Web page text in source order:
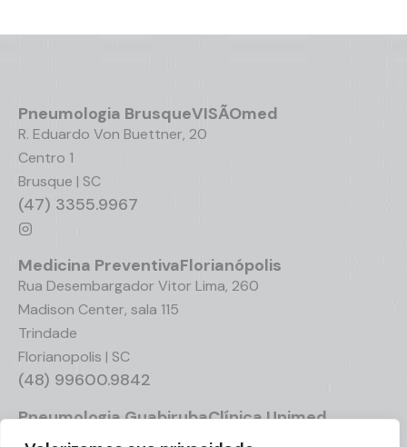
Pneumologia BrusqueVISÃOmed
R. Eduardo Von Buettner, 20
Centro 1
Brusque | SC
(47) 3355.9967
Medicina PreventivaFlorianópolis
Rua Desembargador Vitor Lima, 260
Madison Center, sala 115
Trindade
Florianopolis | SC
(48) 99600.9842
PneumologiaGuabirubaClínica Unimed